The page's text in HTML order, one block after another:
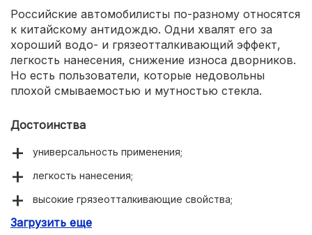
Российские автомобилисты по-разному относятся
к китайскому антидождю. Одни хвалят его за
хороший водо- и грязеотталкивающий эффект,
легкость нанесения, снижение износа дворников.
Но есть пользователи, которые недовольны
плохой смываемостью и мутностью стекла.
Достоинства
универсальность применения;
легкость нанесения;
высокие грязеотталкивающие свойства;
препятствует замерзанию.
Загрузить еще